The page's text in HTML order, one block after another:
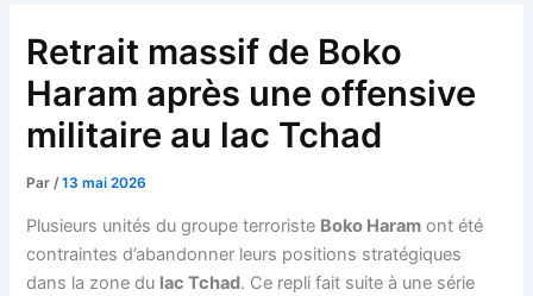
Retrait massif de Boko
Haram après une offensive
militaire au lac Tchad
Par/13 mai 2026
Plusieurs unités du groupe terroriste Boko Haram ont été
contraintes d’abandonner leurs positions stratégiques
dans la zone du lac Tchad. Ce repli fait suite à une série